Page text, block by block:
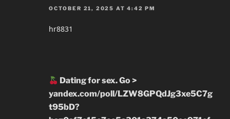
OCTOBER 21, 2025 AT 4:42 PM
hr8831
Dating for sex. Go >
yandex.com/poll/LZW8GPQdJg3xe5C7g
t95bD?